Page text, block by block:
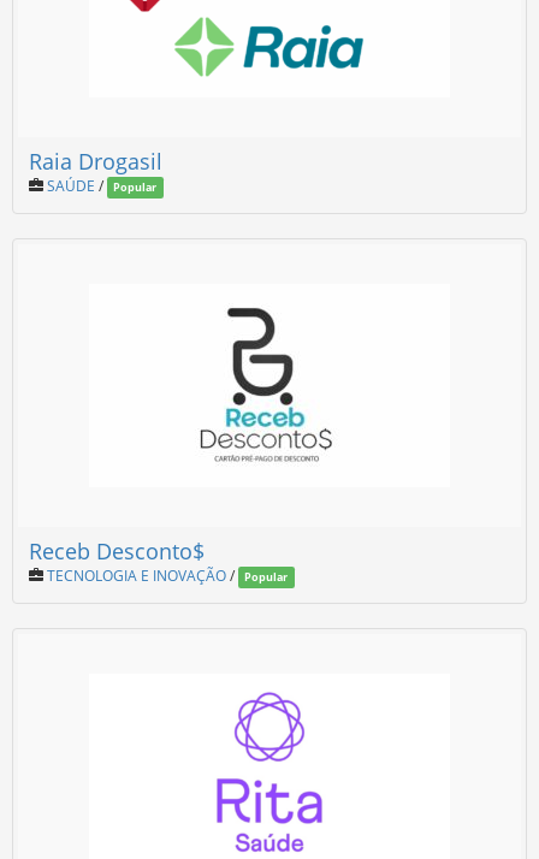
Raia Drogasil
SAÚDE / Popular
Receb Desconto$
TECNOLOGIA E INOVAÇÃO/ Popular